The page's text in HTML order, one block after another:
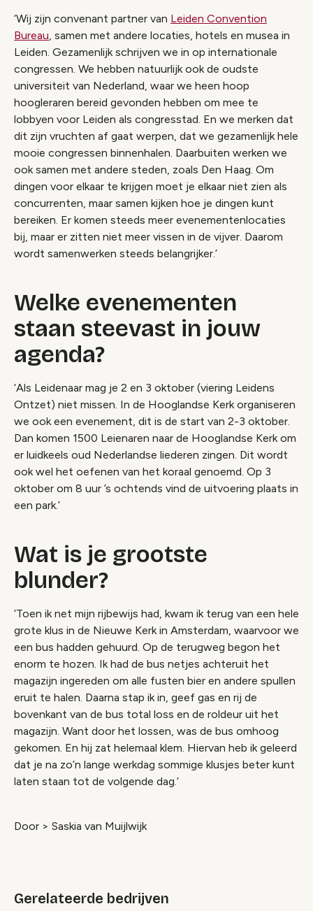
‘Wij zijn convenant partner van Leiden Convention
Bureau, samen met andere locaties, hotels en musea in
Leiden. Gezamenlijk schrijven we in op internationale
congressen. We hebben natuurlijk ook de oudste
universiteit van Nederland, waar we heen hoop
hoogleraren bereid gevonden hebben om mee te
lobbyen voor Leiden als congresstad. En we merken dat
dit zijn vruchten af gaat werpen, dat we gezamenlijk hele
mooie congressen binnenhalen. Daarbuiten werken we
ook samen met andere steden, zoals Den Haag. Om
dingen voor elkaar te krijgen moet je elkaar niet zien als
concurrenten, maar samen kijken hoe je dingen kunt
bereiken. Er komen steeds meer evenementenlocaties
bij, maar er zitten niet meer vissen in de vijver. Daarom
wordt samenwerken steeds belangrijker.’
Welke evenementen
staan steevast in jouw
agenda?
‘Als Leidenaar mag je 2 en 3 oktober (viering Leidens
Ontzet) niet missen. In de Hooglandse Kerk organiseren
we ook een evenement, dit is de start van 2-3 oktober.
Dan komen 1500 Leienaren naar de Hooglandse Kerk om
er luidkeels oud Nederlandse liederen zingen. Dit wordt
ook wel het oefenen van het koraal genoemd. Op 3
oktober om 8 uur ’s ochtends vind de uitvoering plaats in
een park.’
Wat is je grootste
blunder?
‘Toen ik net mijn rijbewijs had, kwam ik terug van een hele
grote klus in de Nieuwe Kerk in Amsterdam, waarvoor we
een bus hadden gehuurd. Op de terugweg begon het
enorm te hozen. Ik had de bus netjes achteruit het
magazijn ingereden om alle fusten bier en andere spullen
eruit te halen. Daarna stap ik in, geef gas en rij de
bovenkant van de bus total loss en de roldeur uit het
magazijn. Want door het lossen, was de bus omhoog
gekomen. En hij zat helemaal klem. Hiervan heb ik geleerd
dat je na zo’n lange werkdag sommige klusjes beter kunt
laten staan tot de volgende dag.’
Door > Saskia van Muijlwijk
Gerelateerde bedrijven